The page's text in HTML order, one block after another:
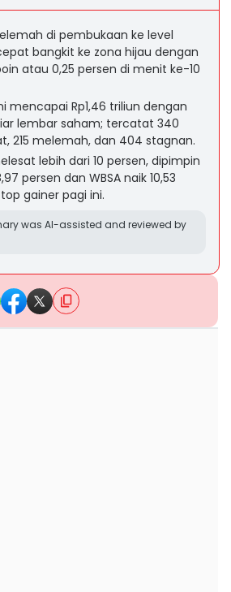
di pembukaan ke level
bangkit ke zona hijau dengan
atau 0,25 persen di menit ke-10
mencapai Rp1,46 triliun dengan
lembar saham; tercatat 340
215 melemah, dan 404 stagnan.
lebih dari 10 persen, dipimpin
persen dan WBSA naik 10,53
gainer pagi ini.
was AI-assisted and reviewed by